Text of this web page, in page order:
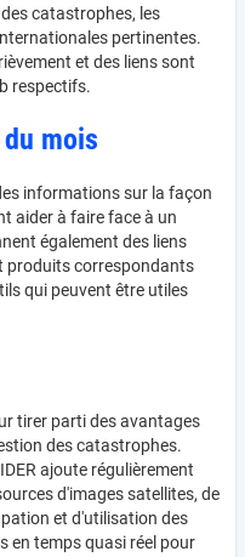
catastrophes, les
pertinentes.
et des liens sont
respectifs.
mois
informations sur la façon
aider à faire face à un
également des liens
produits correspondants
qui peuvent être utiles
tirer parti des avantages
des catastrophes.
ajoute régulièrement
d'images satellites, de
et d'utilisation des
en temps quasi réel pour